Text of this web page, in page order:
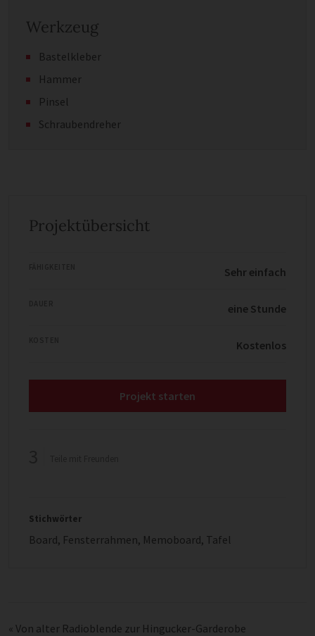
Werkzeug
Bastelkleber
Hammer
Pinsel
Schraubendreher
Projektübersicht
Sehr einfach
eine Stunde
Kostenlos
Projekt starten
Stichwörter
Board, Fensterrahmen, Memoboard, Tafel
« Von alter Radioblende zur Hingucker-Garderobe